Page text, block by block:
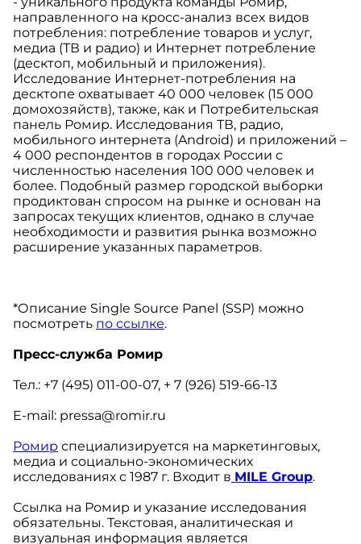
направленного на кросс-анализ всех видов
потребления: потребление товаров и услуг,
медиа (ТВ и радио) и Интернет потребление
(десктоп, мобильный и приложения).
Исследование Интернет-потребления на
десктопе охватывает 40 000 человек (15 000
домохозяйств), также, как и Потребительская
панель Ромир. Исследования ТВ, радио,
мобильного интернета (Android) и приложений –
4 000 респондентов в городах России с
численностью населения 100 000 человек и
более. Подобный размер городской выборки
продиктован спросом на рынке и основан на
запросах текущих клиентов, однако в случае
необходимости и развития рынка возможно
расширение указанных параметров.
*Описание Single Source Panel (SSP) можно
посмотреть по ссылке.
Пресс-служба Ромир
Тел.: +7 (495) 011-00-07, + 7 (926) 519-66-13
E-mail: pressa@romir.ru
Ромир специализируется на маркетинговых,
медиа и социально-экономических
исследованиях с 1987 г. Входит в MILE Group.
Ссылка на Ромир и указание исследования
обязательны. Текстовая, аналитическая и
визуальная информация является